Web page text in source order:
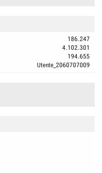
186.247
4.102.301
194.655
Utente_2060707009